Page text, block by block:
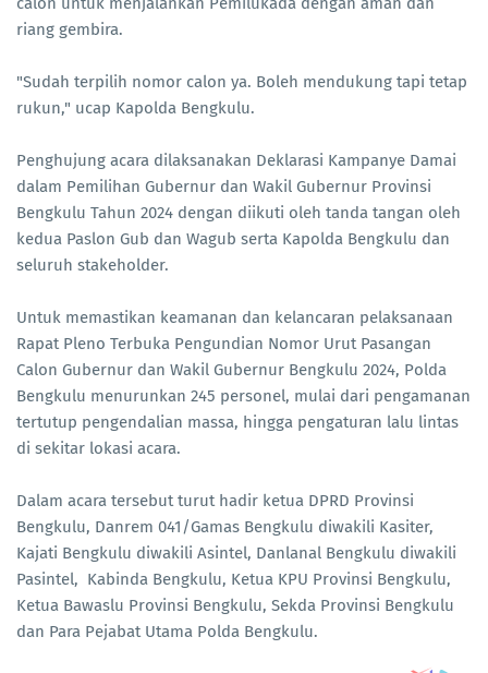
riang gembira.
"Sudah terpilih nomor calon ya. Boleh mendukung tapi tetap
rukun," ucap Kapolda Bengkulu.
Penghujung acara dilaksanakan Deklarasi Kampanye Damai
dalam Pemilihan Gubernur dan Wakil Gubernur Provinsi
Bengkulu Tahun 2024 dengan diikuti oleh tanda tangan oleh
kedua Paslon Gub dan Wagub serta Kapolda Bengkulu dan
seluruh stakeholder.
Untuk memastikan keamanan dan kelancaran pelaksanaan
Rapat Pleno Terbuka Pengundian Nomor Urut Pasangan
Calon Gubernur dan Wakil Gubernur Bengkulu 2024, Polda
Bengkulu menurunkan 245 personel, mulai dari pengamanan
tertutup pengendalian massa, hingga pengaturan lalu lintas
di sekitar lokasi acara.
Dalam acara tersebut turut hadir ketua DPRD Provinsi
Bengkulu, Danrem 041/Gamas Bengkulu diwakili Kasiter,
Kajati Bengkulu diwakili Asintel, Danlanal Bengkulu diwakili
Pasintel, Kabinda Bengkulu, Ketua KPU Provinsi Bengkulu,
Ketua Bawaslu Provinsi Bengkulu, Sekda Provinsi Bengkulu
dan Para Pejabat Utama Polda Bengkulu.